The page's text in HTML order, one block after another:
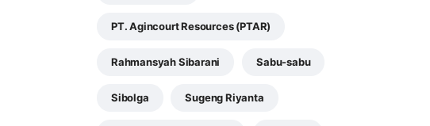
PT. Agincourt Resources (PTAR)
Rahmansyah Sibarani Sabu-sabu
Sibolga Sugeng Riyanta